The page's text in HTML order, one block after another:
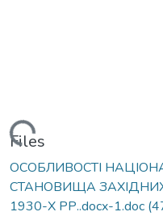
Loading...
Files
ОСОБЛИВОСТІ
СТАНОВИЩА
1930-Х РР..docx-1.doc